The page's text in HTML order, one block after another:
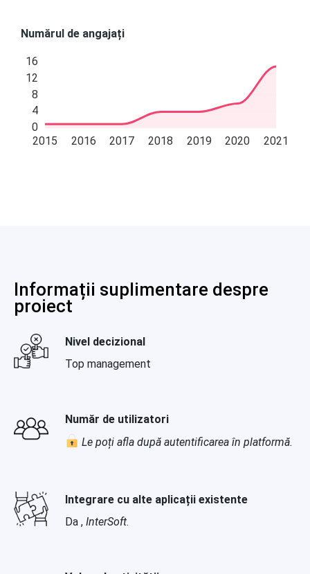
Numărul de angajați
16
12
8
4
0
2015
2016 2017 2018 2019 2020 2021
Informații suplimentare despre
proiect
Nivel decizional
Top management
Număr de utilizatori
Le poți afla după autentificarea în platformă.
Integrare cu alte aplicații existente
Da , InterSoft.